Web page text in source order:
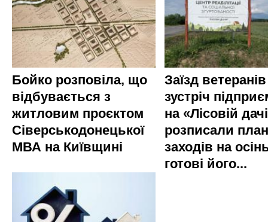
Бойко розповіла, що
відбувається з
житловим проєктом
Сіверськодонецької
МВА на Київщині
Заїзд
зустріч
на «Лісовій
розписали план
заходів на
готові його...